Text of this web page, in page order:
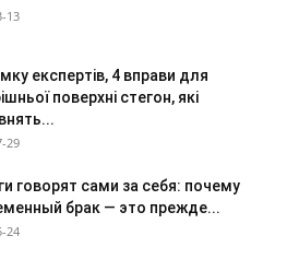
13
експертів, 4 вправи для
поверхні стегон, які
29
говорят сами за себя: почему
брак — это прежде...
24